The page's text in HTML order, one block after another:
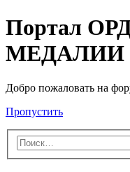
Портал
МЕДАЛИИ
Добро пожаловать на
Пропустить